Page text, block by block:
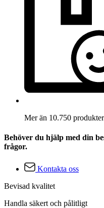
Mer än 10.750 produkter
Behöver du hjälp med din
frågor.
Kontakta oss
Bevisad kvalitet
Handla säkert och pålitligt